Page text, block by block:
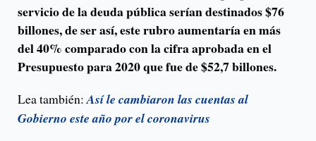
servicio de la deuda pública serían destinados $76
billones, de ser así, este rubro aumentaría en más
del 40% comparado con la cifra aprobada en el
Presupuesto para 2020 que fue de $52,7 billones.
Lea también:Así le cambiaron las cuentas al
Gobierno este año por el coronavirus